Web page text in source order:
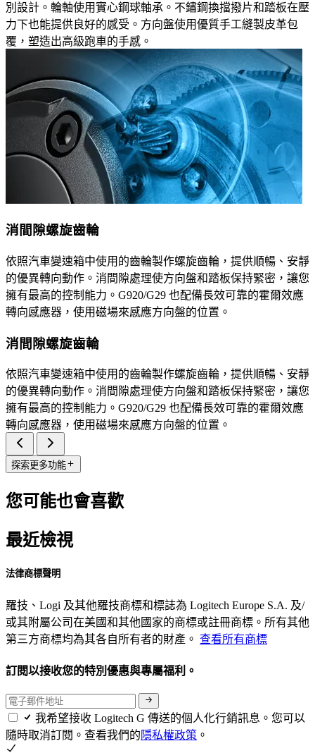
別設計。輪軸使用實心鋼球軸承。不鏽鋼換擋撥片和踏板在壓
力下也能提供良好的感受。方向盤使用優質手工縫製皮革包
覆，塑造出高級跑車的手感。
消間隙螺旋齒輪
依照汽車變速箱中使用的齒輪製作螺旋齒輪，提供順暢、安靜
的優異轉向動作。消間隙處理使方向盤和踏板保持緊密，讓您
擁有最高的控制能力。G920/G29 也配備長效可靠的霍爾效應
轉向感應器，使用磁場來感應方向盤的位置。
消間隙螺旋齒輪
依照汽車變速箱中使用的齒輪製作螺旋齒輪，提供順暢、安靜
的優異轉向動作。消間隙處理使方向盤和踏板保持緊密，讓您
擁有最高的控制能力。G920/G29 也配備長效可靠的霍爾效應
轉向感應器，使用磁場來感應方向盤的位置。
探索更多功能
您可能也會喜歡
最近檢視
法律商標聲明
羅技、Logi 及其他羅技商標和標誌為 Logitech Europe S.A. 及/
或其附屬公司在美國和其他國家的商標或註冊商標。所有其他
第三方商標均為其各自所有者的財產。 查看所有商標
訂閱以接收您的特別優惠與專屬福利。
我希望接收 Logitech G 傳送的個人化行銷訊息。您可以
隨時取消訂閱。查看我們的隱私權政策 。